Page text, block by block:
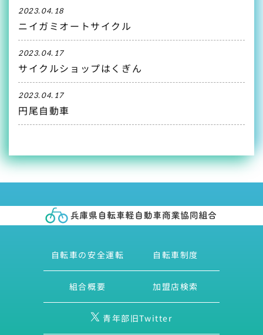
2023.04.18
ニイガミオートサイクル
2023.04.17
サイクルショップはくぎん
2023.04.17
円尾自動車
自転車の安全運転 自転車制度
組合概要 加盟店検索
青年部旧Twitter